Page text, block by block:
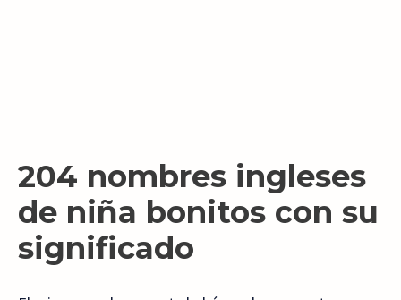
204 nombres ingleses
de niña bonitos con su
significado